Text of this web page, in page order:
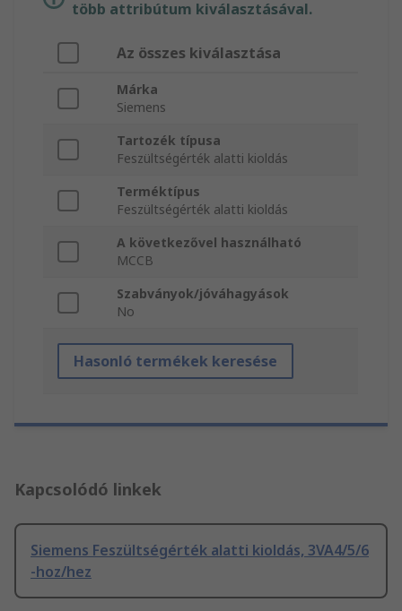
több attribútum kiválasztásával.
Az összes kiválasztása
Márka
Siemens
Tartozék típusa
Feszültségérték alatti kioldás
Terméktípus
Feszültségérték alatti kioldás
A következővel használható
MCCB
Szabványok/jóváhagyások
No
Hasonló termékek keresése
Kapcsolódó linkek
Siemens Feszültségérték alatti kioldás, 3VA4/5/6
-hoz/hez